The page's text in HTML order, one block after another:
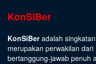
KonSiBer
KonSiBeradalah
merupakan perwakilan
bertanggung-jawab penuh